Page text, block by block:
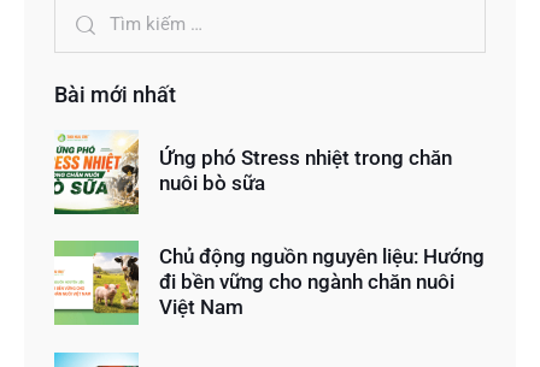
Bài mới nhất
Ứng phó Stress nhiệt trong chăn
nuôi bò sữa
Chủ động nguồn nguyên liệu: Hướng
đi bền vững cho ngành chăn nuôi
Việt Nam